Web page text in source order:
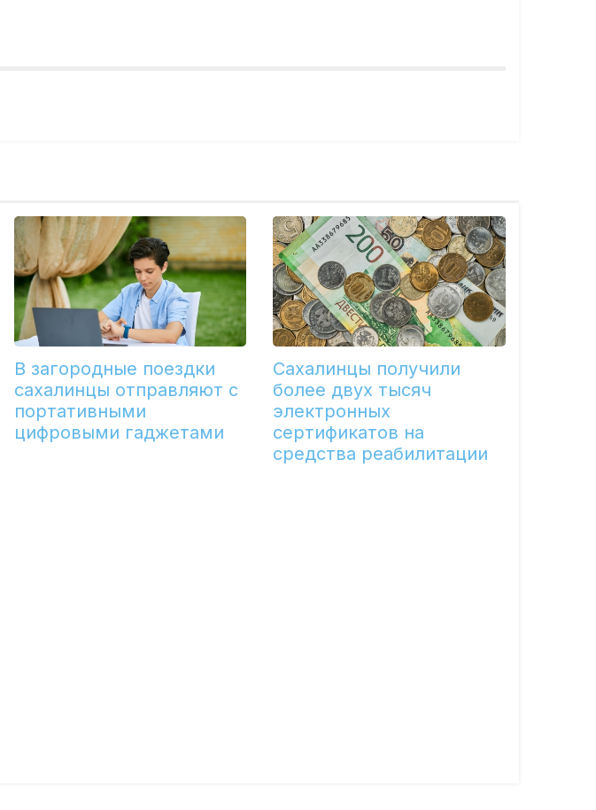
В загородные поездки
сахалинцы отправляют с
портативными
цифровыми гаджетами
Сахалинцы получили
более двух тысяч
электронных
сертификатов на
средства реабилитации